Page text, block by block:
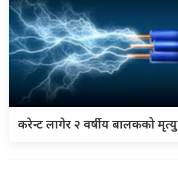
करेन्ट लागेर २ वर्षीय बालकको मृत्यु